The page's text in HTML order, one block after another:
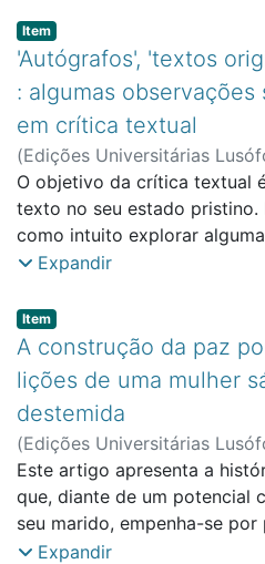
perceber até que podem
concomitante, com trocas,
perspectivas. É utilizado o
autobiográfico enfocando o
como pastor protestante,
pesquisador de
aportes teórico-
pensar a temática. Conclui-
perspectiva dialógica,
como caminho de mediação
percepções de aplicação
específicos de atuação da
Item type:
Item,
'Autógrafos', 'textos
: algumas
em crítica textual
(Edições Universitárias
Philip;Faculdade de
Administração
O objetivo da crítica textual
texto no seu estado
como intuito explorar
inerentes aos conceitos de
sua utilidade no objetivo da
do conceito de “texto inicial”.
Expandir
Item type:
Item,
A construção da paz
lições de uma mulher
destemida
(Edições Universitárias
Nadir Chagas Ribeiro dos;
Sociais, Educação e
Este artigo apresenta a
que, diante de um potencial
seu marido, empenha-se
Mostra como ela, assumindo
Expandir